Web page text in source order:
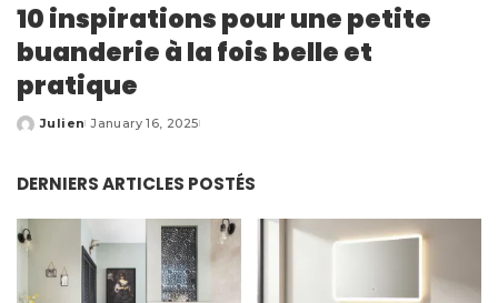
10 inspirations pour une petite
buanderie à la fois belle et
pratique
Posted
Julien January 16, 2025
DERNIERS ARTICLES POSTÉS